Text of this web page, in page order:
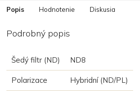
Popis Hodnotenie Diskusia
Podrobný popis
Šedý filtr (ND) ND8
Polarizace Hybridní (ND/PL)